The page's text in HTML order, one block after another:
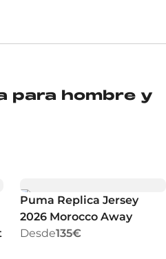
para hombre y
Puma Replica Jersey
2026 Morocco Away
Desde135€